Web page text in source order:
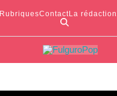
RubriquesContactLa rédaction